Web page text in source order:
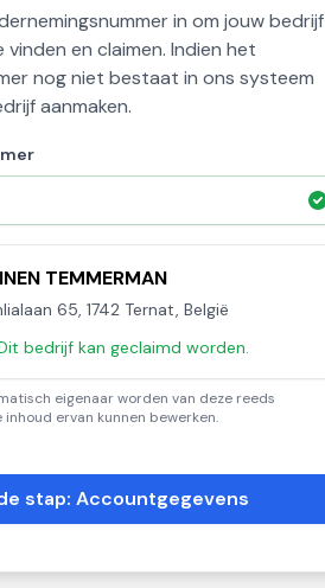
in om jouw bedrijf
en claimen. Indien het
nog niet bestaat in ons systeem
aanmaken.
TEMMERMAN
65, 1742 Ternat, België
bedrijf kan geclaimd worden.
eigenaar worden van deze reeds
ervan kunnen bewerken.
stap: Accountgegevens